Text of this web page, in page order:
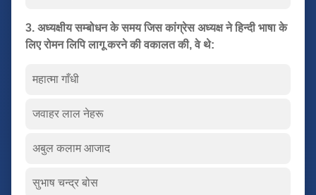
3. अध्यक्षीय सम्बोधन के समय जिस कांग्रेस अध्यक्ष ने हिन्दी भाषा के
लिए रोमन लिपि लागू करने की वकालत की, वे थे:
महात्मा गाँधी
जवाहर लाल नेहरू
अबुल कलाम आजाद
सुभाष चन्द्र बोस